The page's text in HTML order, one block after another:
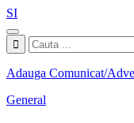
SI
Adauga Comunicat/
General